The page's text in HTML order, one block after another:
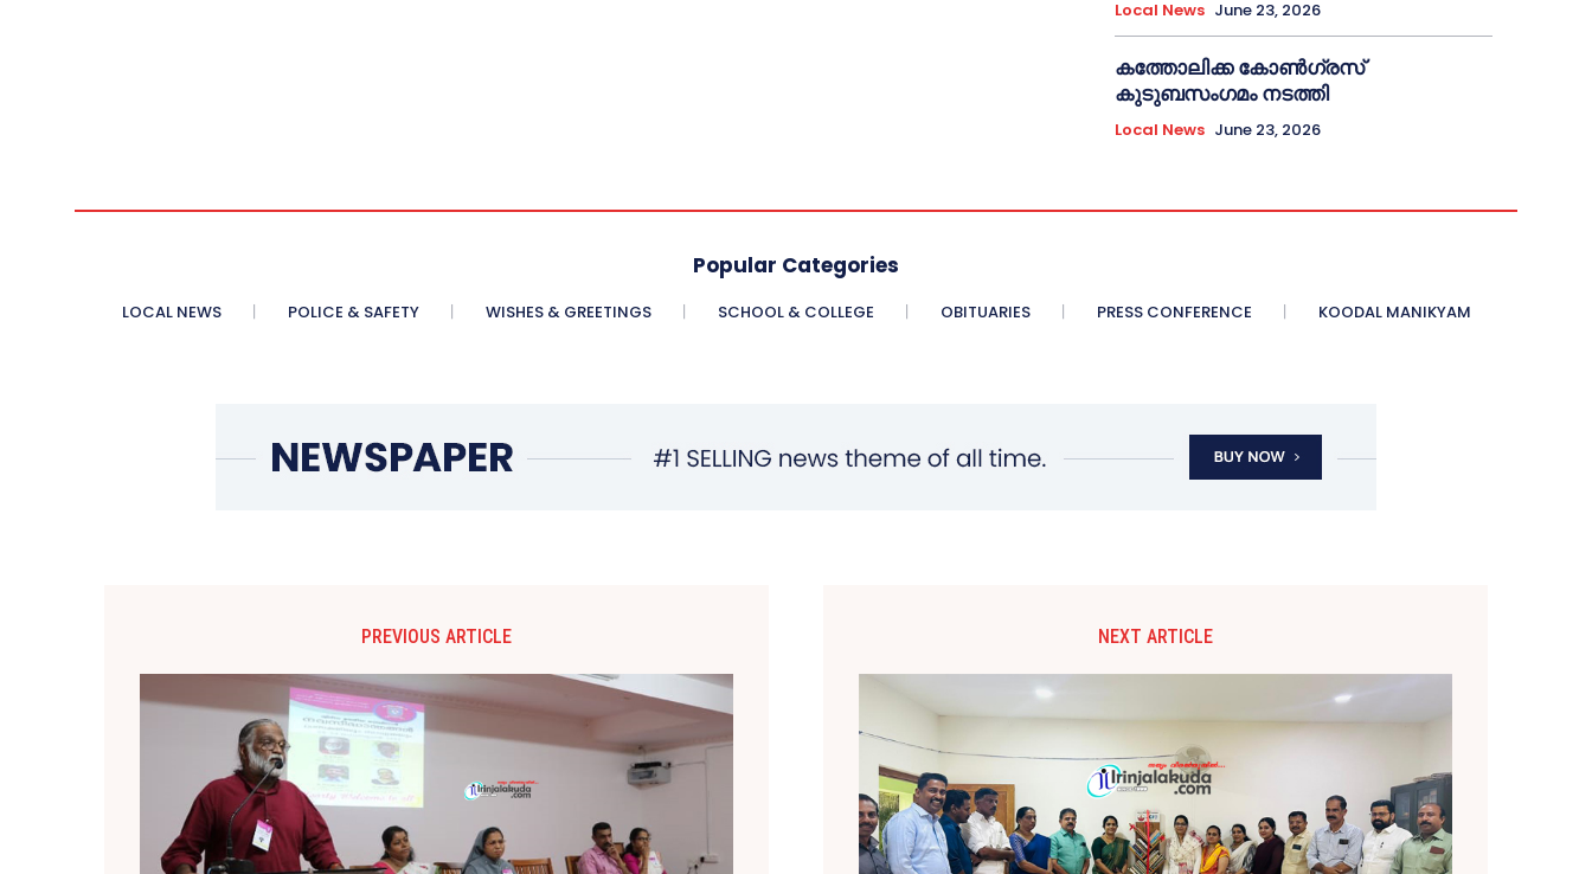
Local News June 23, 2026
കത്തോലിക്ക കോൺഗ്രസ്
കുടുബസംഗമം നടത്തി
Local News June 23, 2026
Popular Categories
LOCAL NEWS POLICE & SAFETY WISHES & GREETINGS SCHOOL & COLLEGE OBITUARIES PRESS CONFERENCE KOODAL MANIKYAM
PREVIOUS ARTICLE NEXT ARTICLE